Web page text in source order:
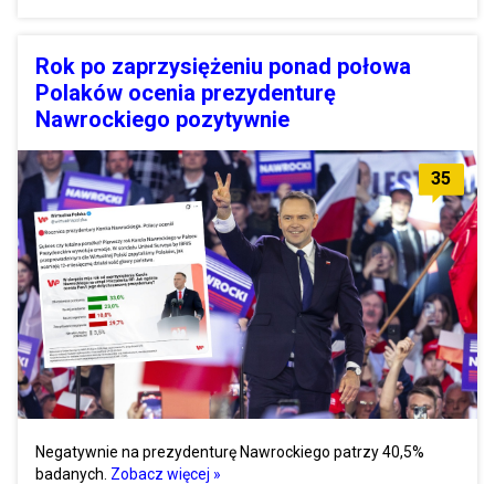
Rok po zaprzysiężeniu ponad połowa
Polaków ocenia prezydenturę
Nawrockiego pozytywnie
35
Negatywnie na prezydenturę Nawrockiego patrzy 40,5%
badanych. Zobacz więcej »